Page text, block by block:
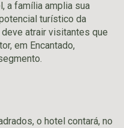
a família amplia sua
turístico da
atrair visitantes que
em Encantado,
o hotel contará, no